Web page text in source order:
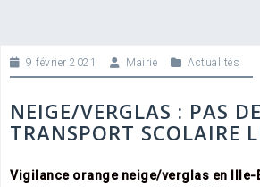
9 février 2021 Mairie Actualités
NEIGE/VERGLAS : PAS DE
TRANSPORT SCOLAIRE
Vigilance orange neige/verglas en Ille-